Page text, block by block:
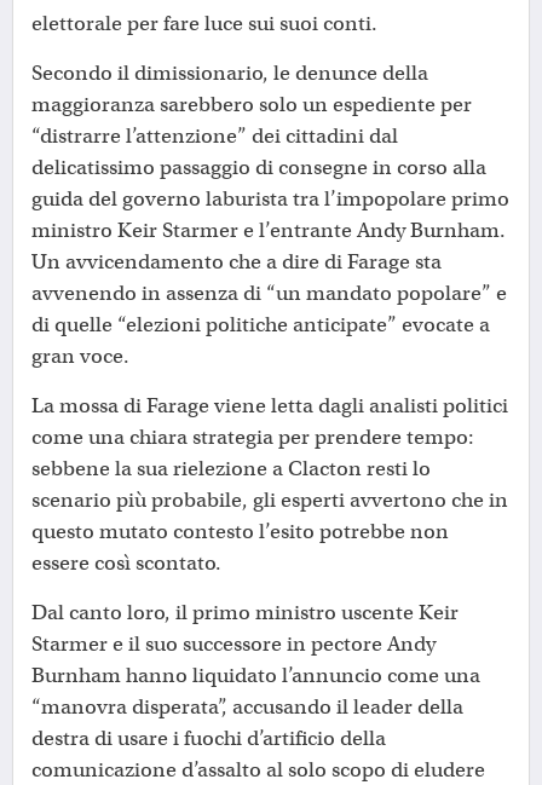
elettorale per fare luce sui suoi conti.
Secondo il dimissionario, le denunce della
maggioranza sarebbero solo un espediente per
“distrarre l’attenzione” dei cittadini dal
delicatissimo passaggio di consegne in corso alla
guida del governo laburista tra l’impopolare primo
ministro Keir Starmer e l’entrante Andy Burnham.
Un avvicendamento che a dire di Farage sta
avvenendo in assenza di “un mandato popolare” e
di quelle “elezioni politiche anticipate” evocate a
gran voce.
La mossa di Farage viene letta dagli analisti politici
come una chiara strategia per prendere tempo:
sebbene la sua rielezione a Clacton resti lo
scenario più probabile, gli esperti avvertono che in
questo mutato contesto l’esito potrebbe non
essere così scontato.
Dal canto loro, il primo ministro uscente Keir
Starmer e il suo successore in pectore Andy
Burnham hanno liquidato l’annuncio come una
“manovra disperata”, accusando il leader della
destra di usare i fuochi d’artificio della
comunicazione d’assalto al solo scopo di eludere